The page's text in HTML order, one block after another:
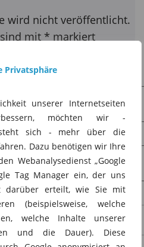
Privatsphäre
unserer Internetseiten
möchten wir -
sich - mehr über die
Dazu benötigen wir Ihre
Webanalysedienst „Google
Tag Manager ein, der uns
darüber erteilt, wie Sie mit
(beispielsweise, welche
welche Inhalte unserer
und die Dauer). Diese
wird nicht veröffentlicht.
mit * markiert